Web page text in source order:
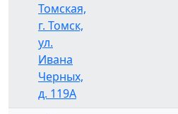
Томская,
г. Томск,
ул.
Ивана
Черных,
д. 119А